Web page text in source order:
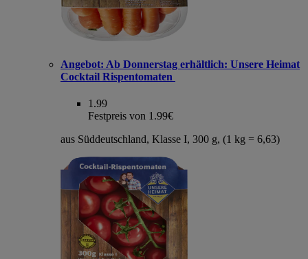
Angebot: Ab Donnerstag erhältlich: Unsere Heimat
Cocktail Rispentomaten
1.99
Festpreis von 1.99€
aus Süddeutschland, Klasse I, 300 g, (1 kg = 6,63)